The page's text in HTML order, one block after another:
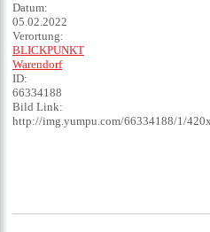
Datum:
05.02.2022
Verortung:
BLICKPUNKT
Warendorf
ID:
66334188
Bild Link:
http://img.yumpu.com/66334188/1/